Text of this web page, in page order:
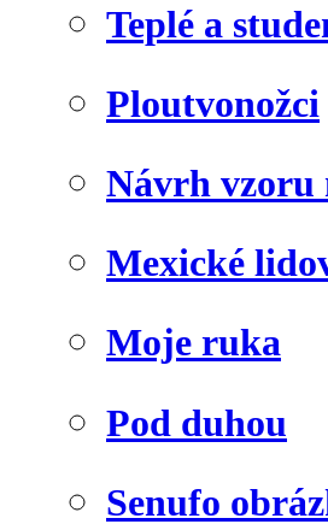
Teplé a
Ploutvonožci
Návrh
Mexické
Moje ruka
Pod duhou
Senufo